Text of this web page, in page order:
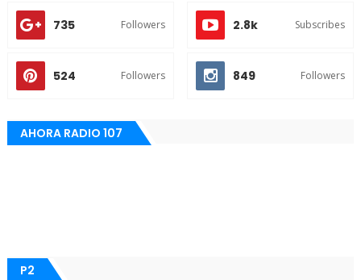
735 Followers 2.8k Subscribes
524 Followers 849 Followers
AHORA RADIO 107
P2